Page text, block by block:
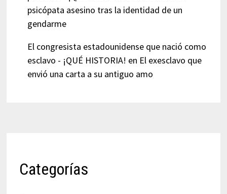
psicópata asesino tras la identidad de un
gendarme
El congresista estadounidense que nació como
esclavo - ¡QUÉ HISTORIA! en El exesclavo que
envió una carta a su antiguo amo
Categorías